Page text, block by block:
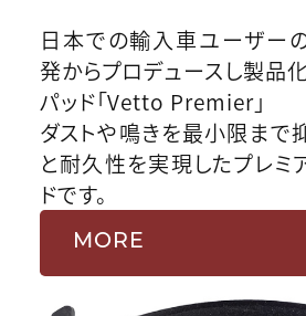
日本での輸入車ユーザー
発からプロデュースし製品
パッド「Vetto Premier」
ダストや鳴きを最小限まで
と耐久性を実現したプレミ
ドです。
MORE